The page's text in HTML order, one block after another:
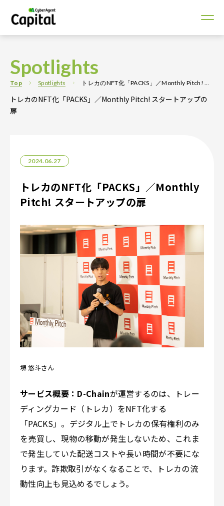
Spotlights
トレカのNFT化「PACKS」／Monthly Pitch! スタートアップの
扉
Top Spotlights トレカのNFT化「PACKS」／Monthly Pitch! スタートアップの扉
2024.06.27
トレカのNFT化「PACKS」／Monthly
Pitch! スタートアップの扉
堺 悠斗さん
サービス概要： D-Chainが運営するのは、トレー
ディングカード（トレカ）をNFT化する
「PACKS」。デジタル上でトレカの保有権利のみ
を売買し、現物の移動が発生しないため、これま
で発生していた配送コストや長い時間が不要にな
ります。詐欺取引がなくなることで、トレカの流
動性向上も見込めるでしょう。